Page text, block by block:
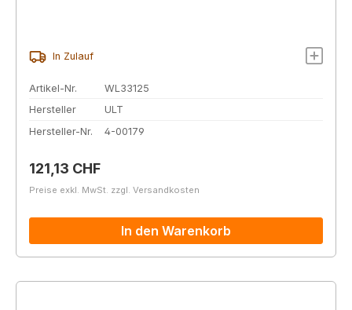
In Zulauf
Artikel-Nr.
WL33125
Hersteller
ULT
Hersteller-Nr.
4-00179
Regulärer Preis:
121,13 CHF
Preise exkl. MwSt. zzgl. Versandkosten
In den Warenkorb